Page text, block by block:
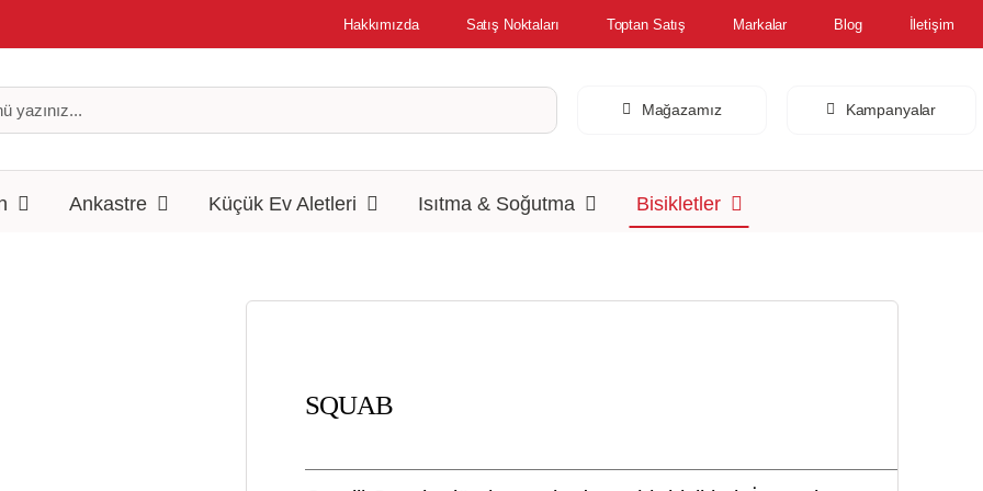
Hakkımızda Satış Noktaları Toptan Satış Markalar Blog İletişim
Mağazamız Kampanyalar
Ankastre Küçük Ev Aletleri Isıtma & Soğutma Bisikletler
SQUAB